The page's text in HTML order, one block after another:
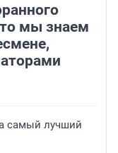
мы знаем
самый лучший